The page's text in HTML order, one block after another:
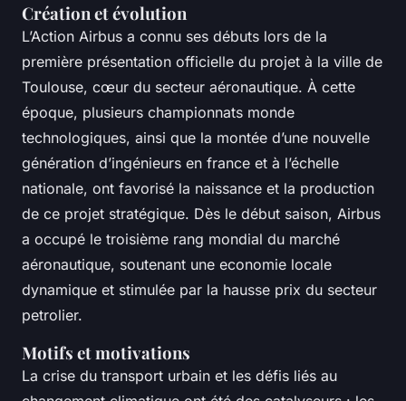
Création et évolution
L’Action Airbus a connu ses débuts lors de la
première présentation officielle du projet à la ville de
Toulouse, cœur du secteur aéronautique. À cette
époque, plusieurs championnats monde
technologiques, ainsi que la montée d’une nouvelle
génération d’ingénieurs en france et à l’échelle
nationale, ont favorisé la naissance et la production
de ce projet stratégique. Dès le début saison, Airbus
a occupé le troisième rang mondial du marché
aéronautique, soutenant une economie locale
dynamique et stimulée par la hausse prix du secteur
petrolier.
Motifs et motivations
La crise du transport urbain et les défis liés au